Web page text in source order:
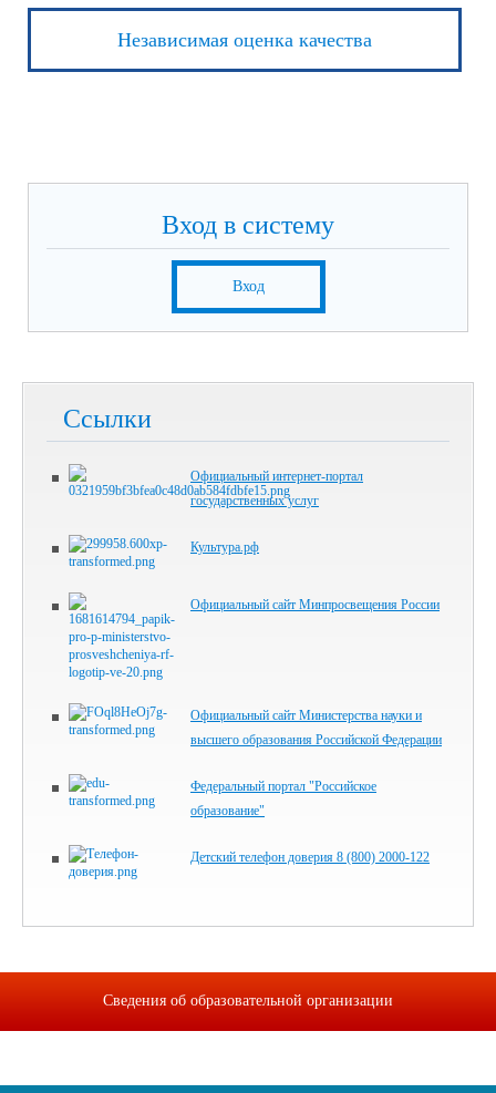
Независимая оценка качества
Вход в систему
Вход
Ссылки
Официальный интернет-портал
государственных услуг
Культура.рф
Официальный сайт Минпросвещения России
Официальный сайт Министерства науки и
высшего образования Российской Федерации
Федеральный портал "Российское
образование"
Детский телефон доверия 8 (800) 2000-122
Сведения об образовательной организации